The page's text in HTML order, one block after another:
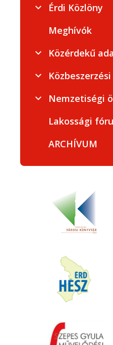
Érdi Közlöny
Meghívók
Közérdekű
Nemzetiségi
Lakossági
ARCHÍVUM